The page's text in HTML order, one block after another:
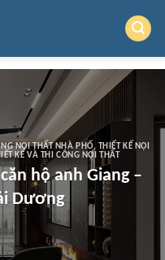
NỘI THẤT NHÀ PHỐ, THIẾT KẾ NỘI
KẾ VÀ THI CÔNG NỘI THẤT
hộ anh Giang –
Dương